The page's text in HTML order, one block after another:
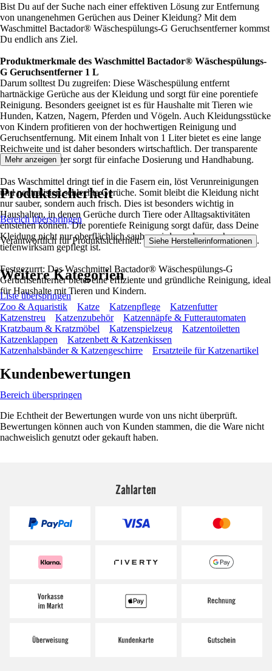
Bist Du auf der Suche nach einer effektiven Lösung zur Entfernung
von unangenehmen Gerüchen aus Deiner Kleidung? Mit dem
Waschmittel Bactador® Wäschespülungs-G Geruchsentferner kommst
Du endlich ans Ziel.
Produktmerkmale des Waschmittel Bactador® Wäschespülungs-
G Geruchsentferner 1 L
Darum solltest Du zugreifen: Diese Wäschespülung entfernt
hartnäckige Gerüche aus der Kleidung und sorgt für eine porentiefe
Reinigung. Besonders geeignet ist es für Haushalte mit Tieren wie
Hunden, Katzen, Nagern, Pferden und Vögeln. Auch Kleidungsstücke
von Kindern profitieren von der hochwertigen Reinigung und
Geruchsentfernung. Mit einem Inhalt von 1 Liter bietet es eine lange
Reichweite und ist daher besonders wirtschaftlich. Der transparente
Kunststoffbehälter sorgt für einfache Dosierung und Handhabung.
Das Waschmittel dringt tief in die Fasern ein, löst Verunreinigungen
und neutralisiert schlechte Gerüche. Somit bleibt die Kleidung nicht
nur sauber, sondern auch frisch. Dies ist besonders wichtig in
Haushalten, in denen Gerüche durch Tiere oder Alltagsaktivitäten
entstehen können. Die porentiefe Reinigung sorgt dafür, dass Deine
Kleidung nicht nur oberflächlich sauber wird, sondern auch
tiefenwirksam gepflegt ist.
Festgezurrt: Das Waschmittel Bactador® Wäschespülungs-G
Geruchsentferner bietet eine effiziente und gründliche Reinigung, ideal
für Haushalte mit Tieren und Kindern.
Mehr anzeigen
Produktsicherheit
Bereich überspringen
Verantwortlich für Produktsicherheit: Siehe Herstellerinformationen .
Weitere Kategorien
Liste überspringen
Zoo & Aquaristik
Katze Katzenpflege
Katzenfutter
Katzenstreu
Katzenzubehör
Katzennäpfe & Futterautomaten
Kratzbaum & Kratzmöbel
Katzenspielzeug
Katzentoiletten
Katzenklappen
Katzenbett & Katzenkissen
Katzenhalsbänder & Katzengeschirre
Ersatzteile für Katzenartikel
Kundenbewertungen
Bereich überspringen
Die Echtheit der Bewertungen wurde von uns nicht überprüft.
Bewertungen können auch von Kunden stammen, die die Ware nicht
nachweislich genutzt oder gekauft haben.
Zahlarten